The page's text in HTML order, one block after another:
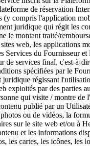
de réservation
(y compris l'application
juridique qui régit les
le montant traité/
web, les applications
Services du Fournisseur
de services final, c'est-à-
spécifiées par le
régissant
exploités par des parties
qui visite / montre de
publié par un
ou de vidéos, la
sur le site web et/ou à
et les informations
les cartes, les icônes, les